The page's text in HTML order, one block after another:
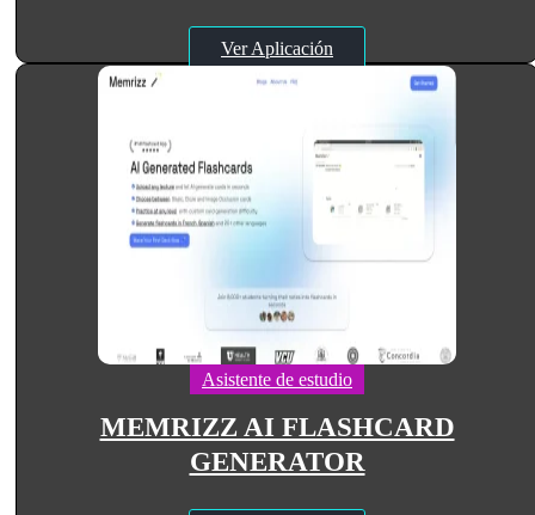
Ver Aplicación
Asistente de estudio
MEMRIZZ AI FLASHCARD
GENERATOR